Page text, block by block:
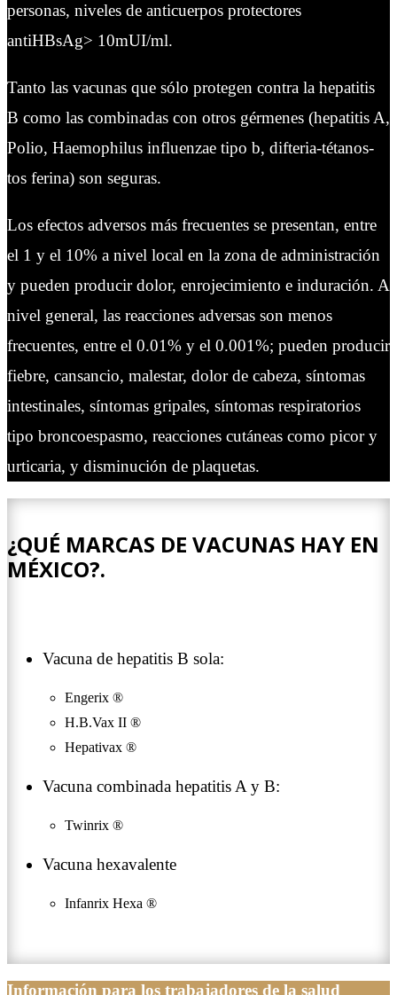
personas, niveles de anticuerpos protectores
antiHBsAg> 10mUI/ml.
Tanto las vacunas que sólo protegen contra la hepatitis
B como las combinadas con otros gérmenes (hepatitis A,
Polio, Haemophilus influenzae tipo b, difteria-tétanos-
tos ferina) son seguras.
Los efectos adversos más frecuentes se presentan, entre
el 1 y el 10% a nivel local en la zona de administración
y pueden producir dolor, enrojecimiento e induración. A
nivel general, las reacciones adversas son menos
frecuentes, entre el 0.01% y el 0.001%; pueden producir
fiebre, cansancio, malestar, dolor de cabeza, síntomas
intestinales, síntomas gripales, síntomas respiratorios
tipo broncoespasmo, reacciones cutáneas como picor y
urticaria, y disminución de plaquetas.
¿QUÉ MARCAS DE VACUNAS HAY EN
MÉXICO?.
Vacuna de hepatitis B sola:
Engerix ®
H.B.Vax II ®
Hepativax ®
Vacuna combinada hepatitis A y B:
Twinrix ®
Vacuna hexavalente
Infanrix Hexa ®
Información para los trabajadores de la salud